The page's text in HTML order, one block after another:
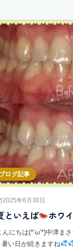
ログ記事
2025年6月30日
といえば ホワ
んにちは(*’ω’*)中津ま
暑い日が続きますね